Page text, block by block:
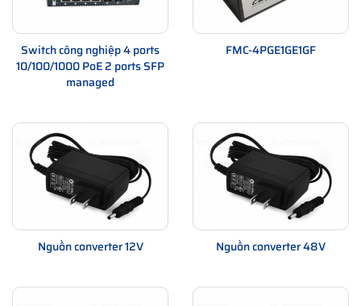
Switch công nghiệp 4 ports
10/100/1000 PoE 2 ports SFP
managed
FMC-4PGE1GE1GF
Nguồn converter 12V Nguồn converter 48V